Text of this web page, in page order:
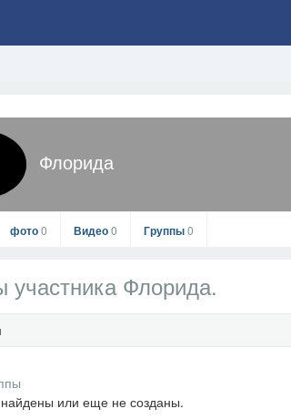
Флорида
фото0 Видео0 Группы0
участника Флорида.
или еще не созданы.